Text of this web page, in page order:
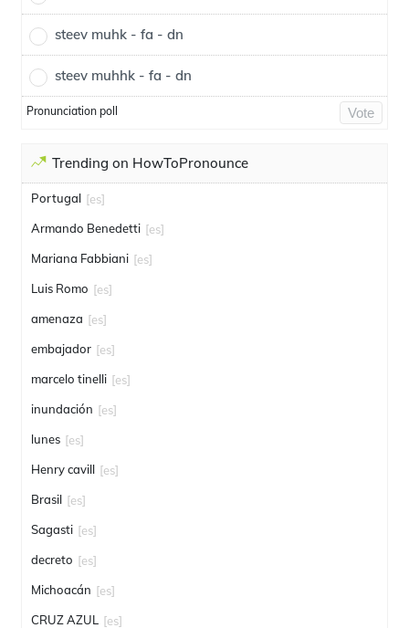
steev muhk - fa - dn
steev muhhk - fa - dn
Pronunciation poll Vote
Trending on HowToPronounce
Portugal [es]
Armando Benedetti [es]
Mariana Fabbiani [es]
Luis Romo [es]
amenaza [es]
embajador [es]
marcelo tinelli [es]
inundación [es]
lunes [es]
Henry cavill [es]
Brasil [es]
Sagasti [es]
decreto [es]
Michoacán [es]
CRUZ AZUL [es]